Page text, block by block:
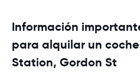
Información
para alquilar un
Station, Gordon St